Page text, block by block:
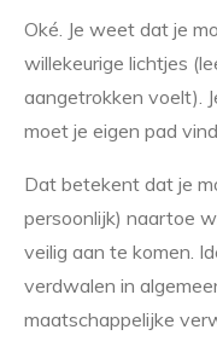
Oké. Je weet dat je
willekeurige lichtjes
aangetrokken voelt).
moet je eigen pad
Dat betekent dat je
persoonlijk) naartoe
veilig aan te komen.
verdwalen in
maatschappelijke